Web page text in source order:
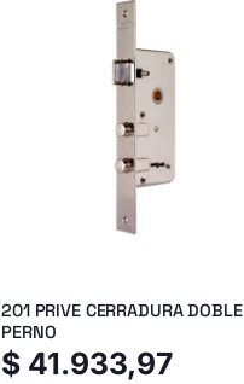
201 PRIVE CERRADURA DOBLE
PERNO
$ 41.933,97